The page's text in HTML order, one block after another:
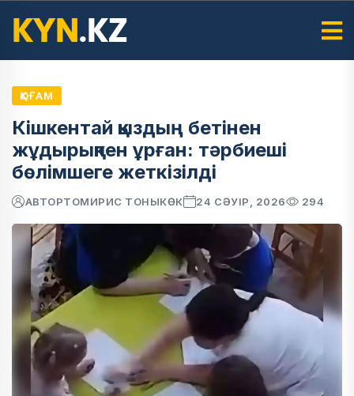
ҚОҒАМ
Кішкентай қыздың бетінен
жұдырықпен ұрған: тәрбиеші
бөлімшеге жеткізілді
АВТОРТОМИРИС ТОНЫКӨК 24 СӘУІР, 2026 294